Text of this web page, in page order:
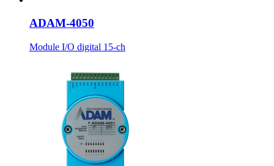
ADAM-4050
Module I/O digital 15-ch